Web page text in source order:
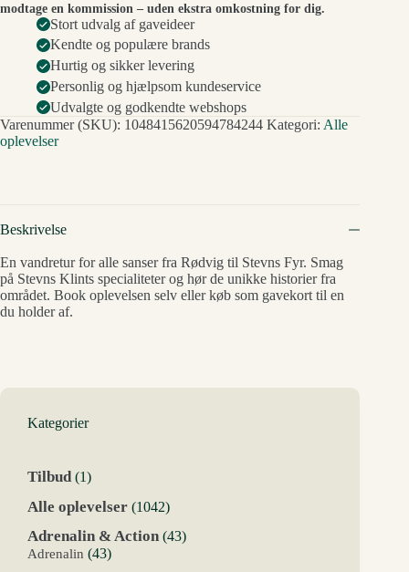
modtage en kommission – uden ekstra omkostning for dig.
Stort udvalg af gaveideer
Kendte og populære brands
Hurtig og sikker levering
Personlig og hjælpsom kundeservice
Udvalgte og godkendte webshops
Varenummer (SKU): 1048415620594784244 Kategori: Alle
oplevelser
Beskrivelse
En vandretur for alle sanser fra Rødvig til Stevns Fyr. Smag
på Stevns Klints specialiteter og hør de unikke historier fra
området. Book oplevelsen selv eller køb som gavekort til en
du holder af.
Kategorier
Tilbud 11
Alle oplevelser 10421042
Adrenalin & Action 4343
Adrenalin 4343